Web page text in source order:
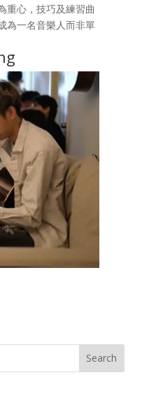
重心，技巧及練習曲
為一名音樂人而非單
Search